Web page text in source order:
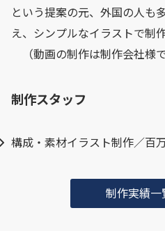
という提案の元、外国の人も
え、シンプルなイラストで制
（動画の制作は制作会社様
制作スタッフ
構成・素材イラスト制作／百
制作実績一